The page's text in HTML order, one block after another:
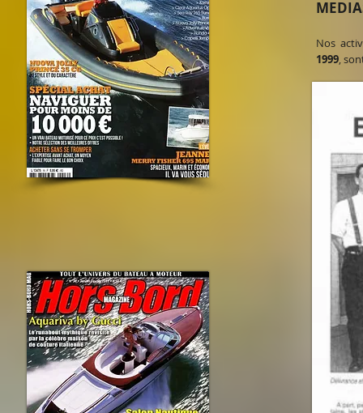
Nos
1999,